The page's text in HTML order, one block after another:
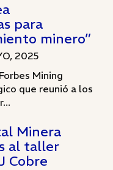
para
minero”
2025
Mining
que reunió a los
Minera
al taller
Cobre